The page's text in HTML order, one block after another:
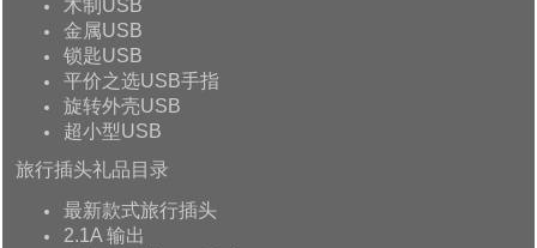
木制USB
金属USB
锁匙USB
平价之选USB手指
旋转外壳USB
超小型USB
旅行插头礼品目录
最新款式旅行插头
2.1A 输出